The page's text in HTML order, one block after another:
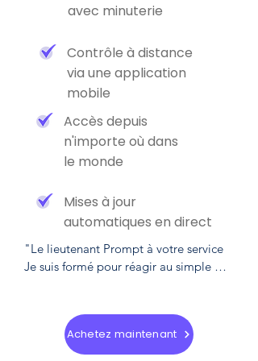
avec minuterie
Contrôle à distance
via une application
mobile
Accès depuis
n'importe où dans
le monde
Mises à jour
automatiques en direct
"Le lieutenant Prompt à votre service
Je suis formé pour réagir au simple
des prochains épisodes de neige.
Dans les 5 minutes qui suivent la chute
Achetez maintenant